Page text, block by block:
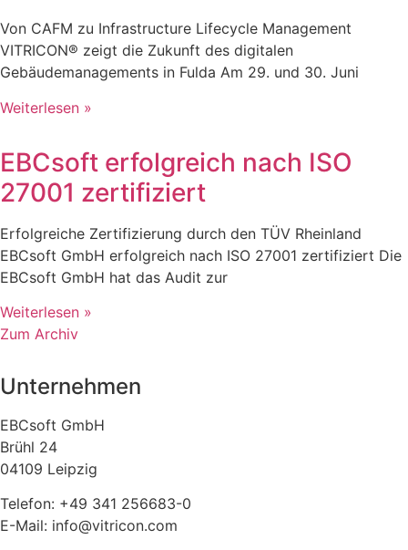
Von CAFM zu Infrastructure Lifecycle Management
VITRICON® zeigt die Zukunft des digitalen
Gebäudemanagements in Fulda Am 29. und 30. Juni
Weiterlesen »
EBCsoft erfolgreich nach ISO
27001 zertifiziert
Erfolgreiche Zertifizierung durch den TÜV Rheinland
EBCsoft GmbH erfolgreich nach ISO 27001 zertifiziert Die
EBCsoft GmbH hat das Audit zur
Weiterlesen »
Zum Archiv
Unternehmen
EBCsoft GmbH
Brühl 24
04109 Leipzig
Telefon: +49 341 256683-0
E-Mail: info@vitricon.com